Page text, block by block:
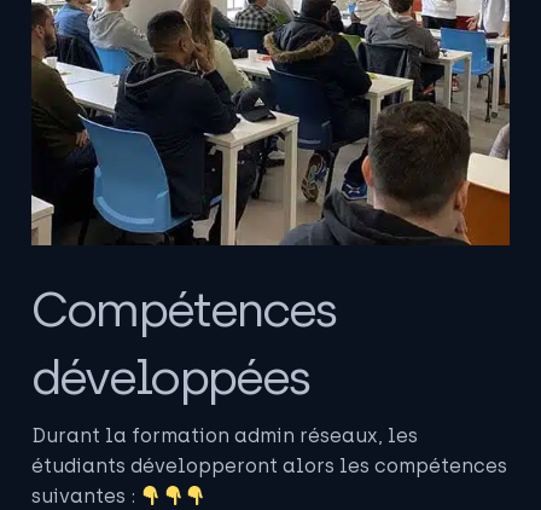
Compétences
développées
Durant la formation admin réseaux, les
étudiants développeront alors les compétences
suivantes :